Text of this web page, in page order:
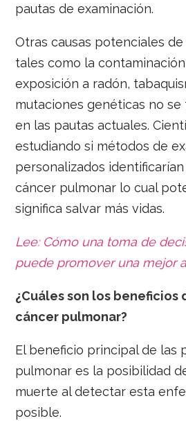
pautas de examinación.
Otras causas potenciales
tales como la
exposición a radón,
mutaciones genéticas no
en las pautas actuales.
estudiando si métodos de
personalizados
cáncer pulmonar lo cual
significa salvar más vidas.
Lee: Cómo una toma de
puede promover una mejor
¿Cuáles son los beneficios
cáncer pulmonar?
El beneficio principal de las
pulmonar es la posibilidad
muerte al detectar esta
posible.